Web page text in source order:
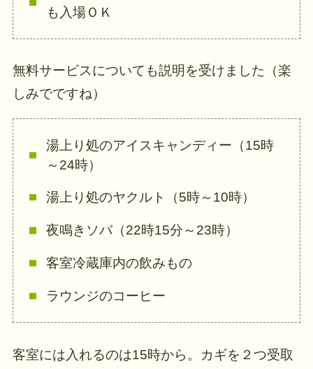
も入場ＯＫ
無料サービスについても説明を受けました（楽
しみでですね）
湯上り処のアイスキャンディー（15時
～24時）
湯上り処のヤクルト（5時～10時）
夜鳴きソバ（22時15分～23時）
客室冷蔵庫内の飲みもの
ラウンジのコーヒー
客室には入れるのは15時から。カギを２つ受取